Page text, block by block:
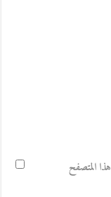
المتصفح